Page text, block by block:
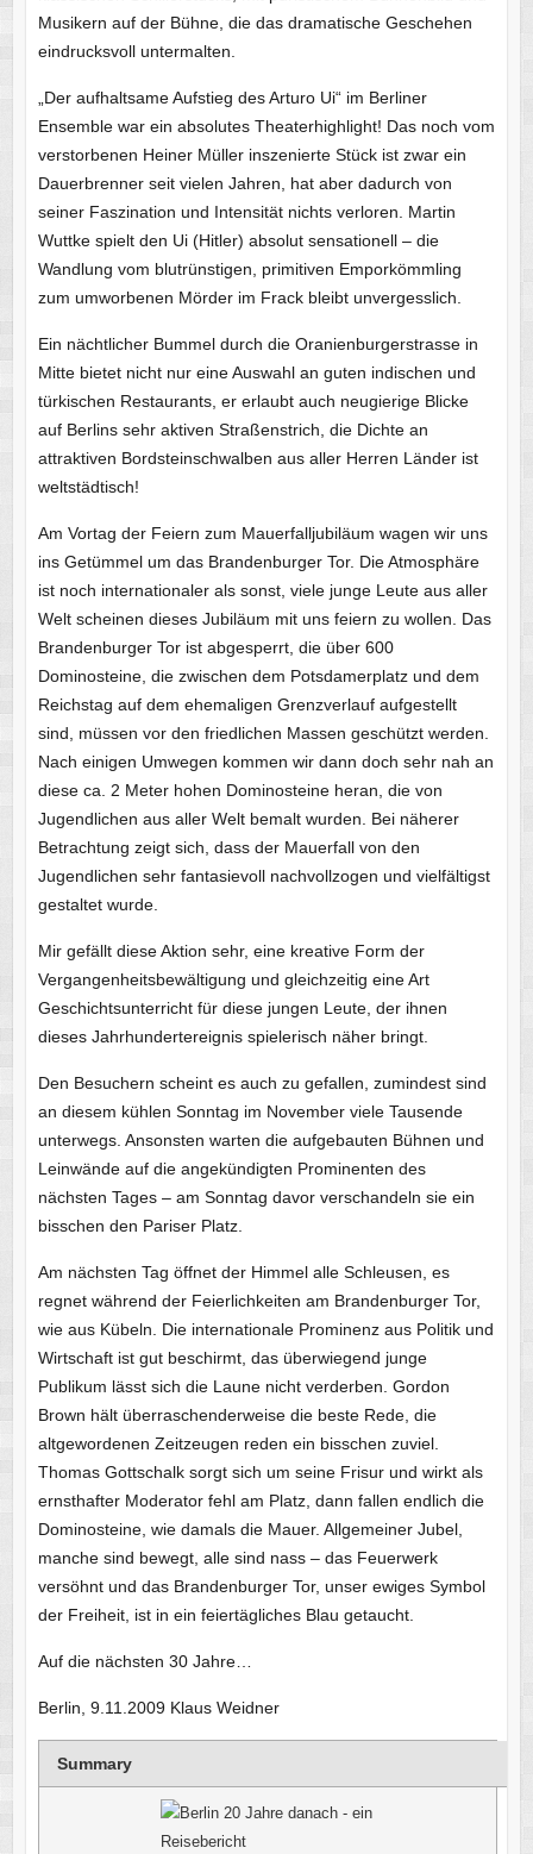
Musikern auf der Bühne, die das dramatische Geschehen
eindrucksvoll untermalten.
„Der aufhaltsame Aufstieg des Arturo Ui“ im Berliner
Ensemble war ein absolutes Theaterhighlight! Das noch vom
verstorbenen Heiner Müller inszenierte Stück ist zwar ein
Dauerbrenner seit vielen Jahren, hat aber dadurch von
seiner Faszination und Intensität nichts verloren. Martin
Wuttke spielt den Ui (Hitler) absolut sensationell – die
Wandlung vom blutrünstigen, primitiven Emporkömmling
zum umworbenen Mörder im Frack bleibt unvergesslich.
Ein nächtlicher Bummel durch die Oranienburgerstrasse in
Mitte bietet nicht nur eine Auswahl an guten indischen und
türkischen Restaurants, er erlaubt auch neugierige Blicke
auf Berlins sehr aktiven Straßenstrich, die Dichte an
attraktiven Bordsteinschwalben aus aller Herren Länder ist
weltstädtisch!
Am Vortag der Feiern zum Mauerfalljubiläum wagen wir uns
ins Getümmel um das Brandenburger Tor. Die Atmosphäre
ist noch internationaler als sonst, viele junge Leute aus aller
Welt scheinen dieses Jubiläum mit uns feiern zu wollen. Das
Brandenburger Tor ist abgesperrt, die über 600
Dominosteine, die zwischen dem Potsdamerplatz und dem
Reichstag auf dem ehemaligen Grenzverlauf aufgestellt
sind, müssen vor den friedlichen Massen geschützt werden.
Nach einigen Umwegen kommen wir dann doch sehr nah an
diese ca. 2 Meter hohen Dominosteine heran, die von
Jugendlichen aus aller Welt bemalt wurden. Bei näherer
Betrachtung zeigt sich, dass der Mauerfall von den
Jugendlichen sehr fantasievoll nachvollzogen und vielfältigst
gestaltet wurde.
Mir gefällt diese Aktion sehr, eine kreative Form der
Vergangenheitsbewältigung und gleichzeitig eine Art
Geschichtsunterricht für diese jungen Leute, der ihnen
dieses Jahrhundertereignis spielerisch näher bringt.
Den Besuchern scheint es auch zu gefallen, zumindest sind
an diesem kühlen Sonntag im November viele Tausende
unterwegs. Ansonsten warten die aufgebauten Bühnen und
Leinwände auf die angekündigten Prominenten des
nächsten Tages – am Sonntag davor verschandeln sie ein
bisschen den Pariser Platz.
Am nächsten Tag öffnet der Himmel alle Schleusen, es
regnet während der Feierlichkeiten am Brandenburger Tor,
wie aus Kübeln. Die internationale Prominenz aus Politik und
Wirtschaft ist gut beschirmt, das überwiegend junge
Publikum lässt sich die Laune nicht verderben. Gordon
Brown hält überraschenderweise die beste Rede, die
altgewordenen Zeitzeugen reden ein bisschen zuviel.
Thomas Gottschalk sorgt sich um seine Frisur und wirkt als
ernsthafter Moderator fehl am Platz, dann fallen endlich die
Dominosteine, wie damals die Mauer. Allgemeiner Jubel,
manche sind bewegt, alle sind nass – das Feuerwerk
versöhnt und das Brandenburger Tor, unser ewiges Symbol
der Freiheit, ist in ein feiertägliches Blau getaucht.
Auf die nächsten 30 Jahre…
Berlin, 9.11.2009 Klaus Weidner
Summary